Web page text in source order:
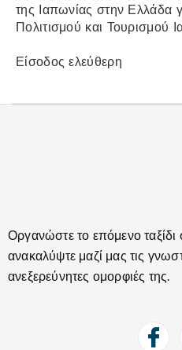
της Ιαπωνίας στην Ελλάδα
Πολιτισμού και Τουρισμού
Είσοδος ελεύθερη
Οργανώστε το επόμενο
ανακαλύψτε μαζί μας τις
ανεξερεύνητες ομορφιές της.